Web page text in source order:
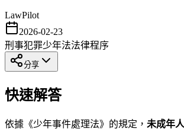
LawPilot
2026-02-23
刑事犯罪少年法法律程序
分享
快速解答
依據《少年事件處理法》的規定， 未成年